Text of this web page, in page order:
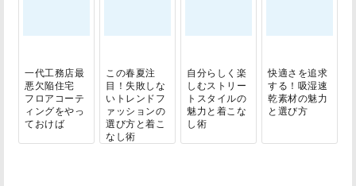
一代工務店最
悪欠陥住宅
フロアコーテ
ィングをやっ
ておけば
この春夏注
目！失敗しな
いトレンドフ
ァッションの
選び方と着こ
なし術
自分らしく楽
しむストリー
トスタイルの
魅力と着こな
し術
快適さを追求
する！吸湿速
乾素材の魅力
と選び方